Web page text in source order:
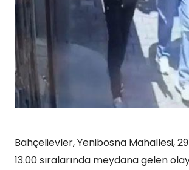
Bahçelievler, Yenibosna Mahallesi,
13.00 sıralarında meydana gelen